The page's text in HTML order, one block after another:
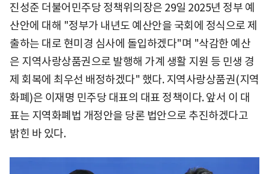
진성준 더불어민주당 정책위의장은 29일 2025년 정부 예
산안에 대해 "정부가 내년도 예산안을 국회에 정식으로 제
출하는 대로 현미경 심사에 돌입하겠다"며 "삭감한 예산
은 지역사랑상품권으로 발행해 가계 생활 지원 등 민생 경
제 회복에 최우선 배정하겠다" 했다. 지역사랑상품권(지역
화폐)은 이재명 민주당 대표의 대표 정책이다. 앞서 이 대
표는 지역화폐법 개정안을 당론 법안으로 추진하겠다고
밝힌 바 있다.